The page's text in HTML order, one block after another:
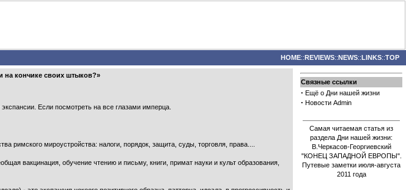
HOME::REVIEWS::NEWS::LINKS::TOP
на кончике своих штыков?»
Если посмотреть на все глазами имперца.
римского мироустройства: налоги, порядок, защита, суды, торговля, права....
вакцинация, обучение чтению и письму, книги, примат науки и культ образования,
Связные ссылки
· Ещё о Дни нашей жизни
· Новости Admin
Самая читаемая статья из
раздела Дни нашей жизни:
В.Черкасов-Георгиевский
"КОНЕЦ ЗАПАДНОЙ ЕВРОПЫ".
Путевые заметки июля-августа
2011 года